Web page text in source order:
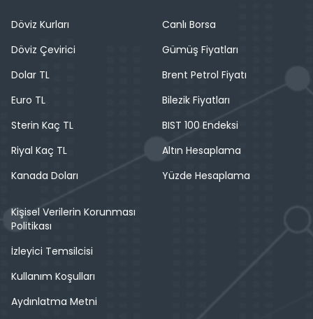
Döviz Kurları
Döviz Çevirici
Dolar TL
Euro TL
Sterin Kaç TL
Riyal Kaç TL
Kanada Doları
Canlı Borsa
Gümüş Fiyatları
Brent Petrol Fiyatı
Bilezik Fiyatları
BIST 100 Endeksi
Altın Hesaplama
Yüzde Hesaplama
Kişisel Verilerin Korunması
Politikası
İzleyici Temsilcisi
Kullanım Koşulları
Aydınlatma Metni